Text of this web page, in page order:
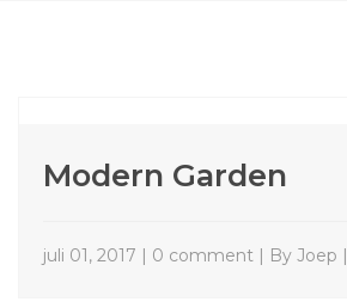
Modern Garden
juli 01, 2017 | 0 comment | By Joep |